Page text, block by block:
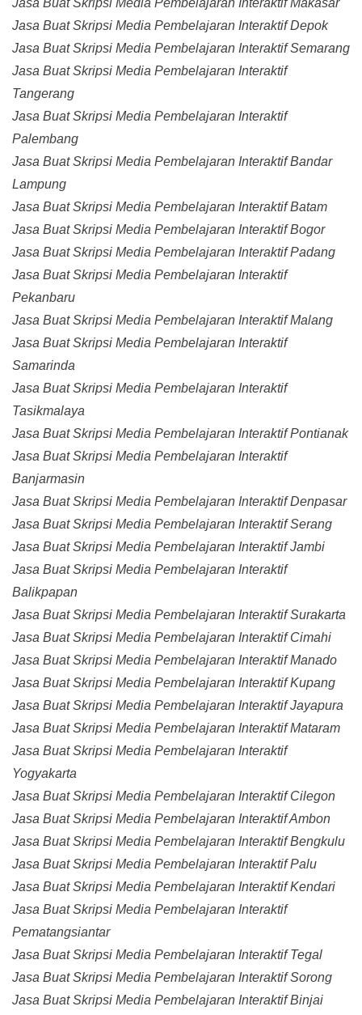
Jasa Buat Skripsi Media Pembelajaran Interaktif Makasar
Jasa Buat Skripsi Media Pembelajaran Interaktif Depok
Jasa Buat Skripsi Media Pembelajaran Interaktif Semarang
Jasa Buat Skripsi Media Pembelajaran Interaktif
Tangerang
Jasa Buat Skripsi Media Pembelajaran Interaktif
Palembang
Jasa Buat Skripsi Media Pembelajaran Interaktif Bandar
Lampung
Jasa Buat Skripsi Media Pembelajaran Interaktif Batam
Jasa Buat Skripsi Media Pembelajaran Interaktif Bogor
Jasa Buat Skripsi Media Pembelajaran Interaktif Padang
Jasa Buat Skripsi Media Pembelajaran Interaktif
Pekanbaru
Jasa Buat Skripsi Media Pembelajaran Interaktif Malang
Jasa Buat Skripsi Media Pembelajaran Interaktif
Samarinda
Jasa Buat Skripsi Media Pembelajaran Interaktif
Tasikmalaya
Jasa Buat Skripsi Media Pembelajaran Interaktif Pontianak
Jasa Buat Skripsi Media Pembelajaran Interaktif
Banjarmasin
Jasa Buat Skripsi Media Pembelajaran Interaktif Denpasar
Jasa Buat Skripsi Media Pembelajaran Interaktif Serang
Jasa Buat Skripsi Media Pembelajaran Interaktif Jambi
Jasa Buat Skripsi Media Pembelajaran Interaktif
Balikpapan
Jasa Buat Skripsi Media Pembelajaran Interaktif Surakarta
Jasa Buat Skripsi Media Pembelajaran Interaktif Cimahi
Jasa Buat Skripsi Media Pembelajaran Interaktif Manado
Jasa Buat Skripsi Media Pembelajaran Interaktif Kupang
Jasa Buat Skripsi Media Pembelajaran Interaktif Jayapura
Jasa Buat Skripsi Media Pembelajaran Interaktif Mataram
Jasa Buat Skripsi Media Pembelajaran Interaktif
Yogyakarta
Jasa Buat Skripsi Media Pembelajaran Interaktif Cilegon
Jasa Buat Skripsi Media Pembelajaran Interaktif Ambon
Jasa Buat Skripsi Media Pembelajaran Interaktif Bengkulu
Jasa Buat Skripsi Media Pembelajaran Interaktif Palu
Jasa Buat Skripsi Media Pembelajaran Interaktif Kendari
Jasa Buat Skripsi Media Pembelajaran Interaktif
Pematangsiantar
Jasa Buat Skripsi Media Pembelajaran Interaktif Tegal
Jasa Buat Skripsi Media Pembelajaran Interaktif Sorong
Jasa Buat Skripsi Media Pembelajaran Interaktif Binjai